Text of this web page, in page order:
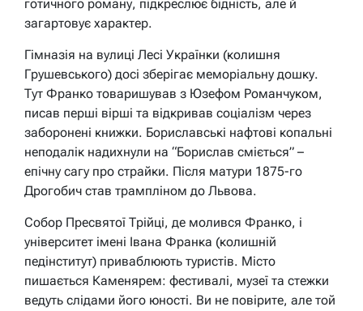
готичного роману, підкреслює бідність, але й
загартовує характер.
Гімназія на вулиці Лесі Українки (колишня
Грушевського) досі зберігає меморіальну дошку.
Тут Франко товаришував з Юзефом Романчуком,
писав перші вірші та відкривав соціалізм через
заборонені книжки. Бориславські нафтові копальні
неподалік надихнули на “Борислав сміється” –
епічну сагу про страйки. Після матури 1875-го
Дрогобич став трампліном до Львова.
Собор Пресвятої Трійці, де молився Франко, і
університет імені Івана Франка (колишній
педінститут) приваблюють туристів. Місто
пишається Каменярем: фестивалі, музеї та стежки
ведуть слідами його юності. Ви не повірите, але той